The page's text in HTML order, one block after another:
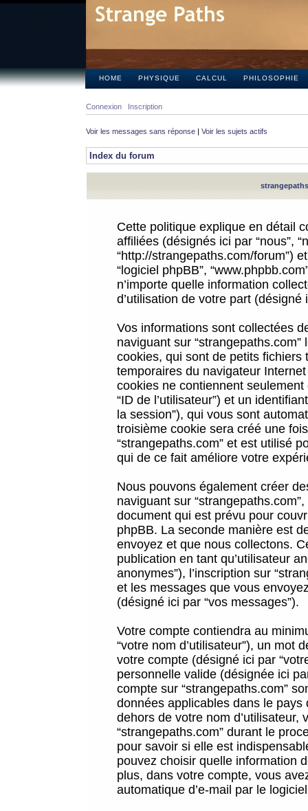
HOME PHYSIQUE CALCUL PHILOSOPHIE
Connexion Inscription
Voir les messages sans réponse | Voir les sujets actifs
Index du forum
Cette politique explique en détail
affiliées (désignés ici par “nous”,
“http://strangepaths.com/forum”)
“logiciel phpBB”,
n’importe quelle information
d’utilisation de votre part (désigné
Vos informations sont collectées
naviguant sur
cookies, qui sont de petits
temporaires du navigateur
cookies ne contiennent
“ID de l’utilisateur”) et un
la session”), qui vous sont
troisième cookie sera créé une
“strangepaths.com” et est utilisé
qui de ce fait améliore votre
Nous pouvons également créer
naviguant sur
document qui est prévu pour
phpBB. La seconde manière est
envoyez et que nous collectons.
publication en tant qu’utilisateur
anonymes”), l’inscription sur
et les messages que vous
(désigné ici par “vos messages”).
Votre compte contiendra au
“votre nom d’utilisateur”), un mot
votre compte (désigné ici par
personnelle valide (désignée ici
compte sur “strangepaths.com”
données applicables dans le
dehors de votre nom
“strangepaths.com” durant le
pour savoir si elle est
pouvez choisir quelle information
plus, dans votre compte, vous
automatique d’e-mail par le